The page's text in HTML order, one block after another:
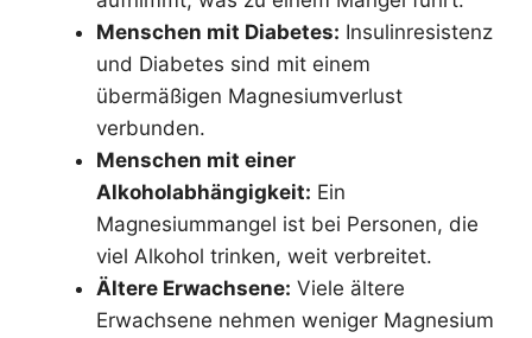
Menschen mit Diabetes: Insulinresistenz
und Diabetes sind mit einem
übermäßigen Magnesiumverlust
verbunden.
Menschen mit einer
Alkoholabhängigkeit: Ein
Magnesiummangel ist bei Personen, die
viel Alkohol trinken, weit verbreitet.
Ältere Erwachsene: Viele ältere
Erwachsene nehmen weniger Magnesium